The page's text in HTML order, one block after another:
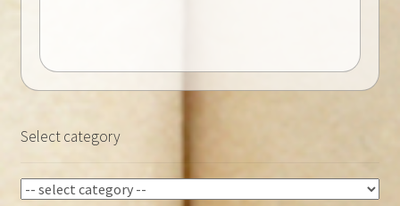
Select category